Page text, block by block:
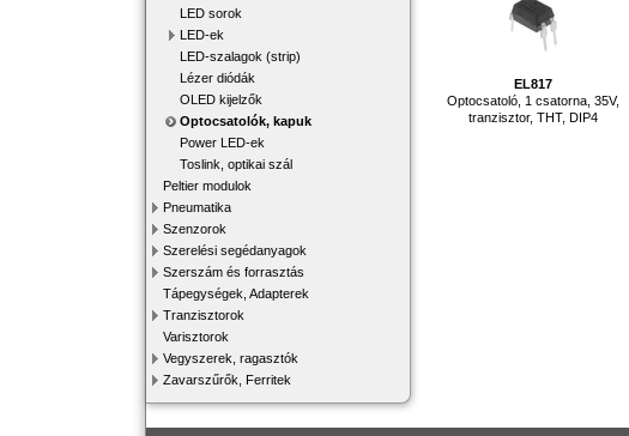
LED sorok
LED-ek
LED-szalagok (strip)
Lézer diódák
OLED kijelzők
Optocsatolók, kapuk
Power LED-ek
Toslink, optikai szál
Peltier modulok
Pneumatika
Szenzorok
Szerelési segédanyagok
Szerszám és forrasztás
Tápegységek, Adapterek
Tranzisztorok
Varisztorok
Vegyszerek, ragasztók
Zavarszűrők, Ferritek
EL817
Optocsatoló, 1 csatorna, 35V,
tranzisztor, THT, DIP4